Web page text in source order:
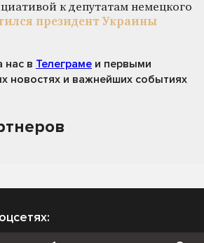
к депутатам немецкого
президент Украины
нас в Телеграме и первыми
новостях и важнейших событиях